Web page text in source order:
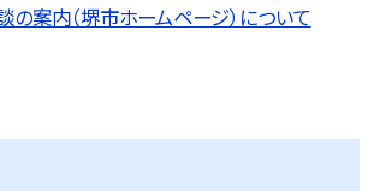
案内（堺市ホームページ）について